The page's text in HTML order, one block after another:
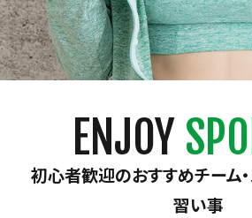
ENJOY
初心者歓迎のおすすめチーム・
習い事